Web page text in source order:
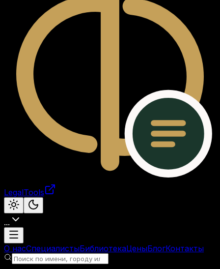
LegalTools
...
Загрузка аккаунта
О насСпециалистыБиблиотекаЦеныБлогКонтакты